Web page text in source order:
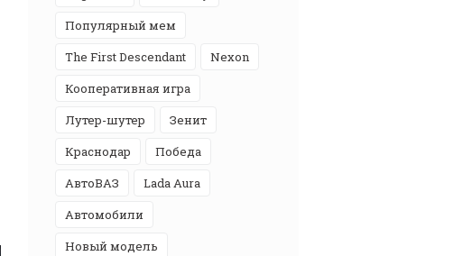
популярный мем
The First Descendant
Nexon
кооперативная игра
лутер-шутер
Зенит
Краснодар
победа
АвтоВАЗ
Lada Aura
автомобили
новый модель